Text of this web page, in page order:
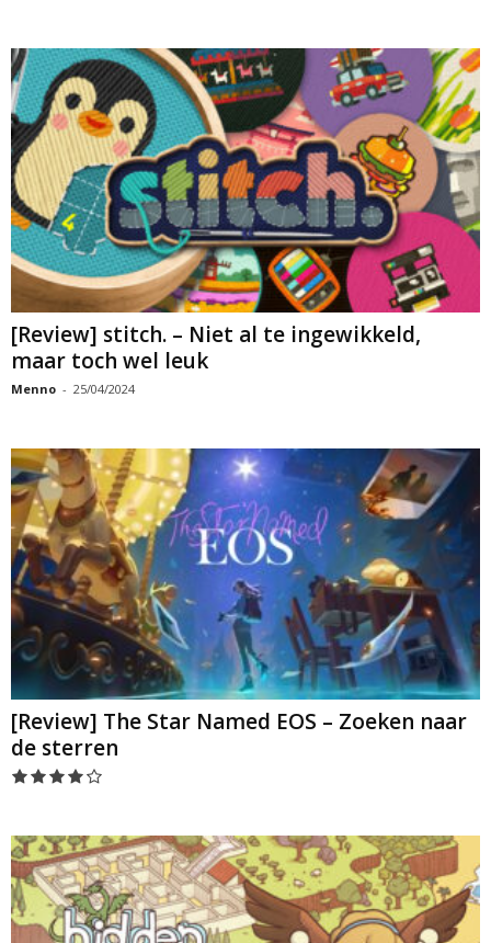
[Review] stitch. – Niet al te ingewikkeld,
maar toch wel leuk
Menno - 25/04/2024
[Review] The Star Named EOS – Zoeken naar
de sterren